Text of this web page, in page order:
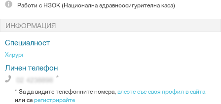
Работи с НЗОК (Национална здравноосигурителна каса)
ИНФОРМАЦИЯ
Специалност
Хирург
Личен телефон
* За да видите телефонните номера, влезте със своя профил в сайта
или серегистрирайте